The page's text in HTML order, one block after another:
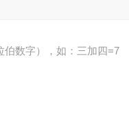
伯数字），如：三加四=7